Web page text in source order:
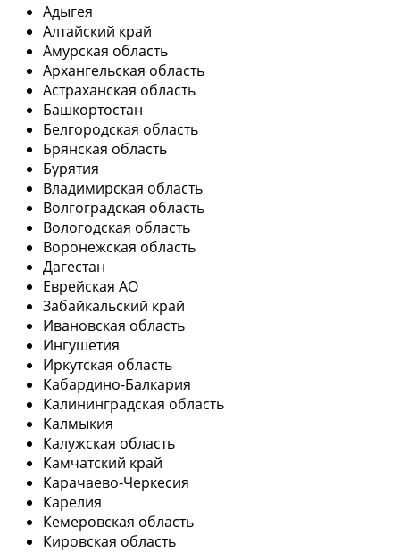
Адыгея
Алтайский край
Амурская область
Архангельская область
Астраханская область
Башкортостан
Белгородская область
Брянская область
Бурятия
Владимирская область
Волгоградская область
Вологодская область
Воронежская область
Дагестан
Еврейская АО
Забайкальский край
Ивановская область
Ингушетия
Иркутская область
Кабардино-Балкария
Калининградская область
Калмыкия
Калужская область
Камчатский край
Карачаево-Черкесия
Карелия
Кемеровская область
Кировская область